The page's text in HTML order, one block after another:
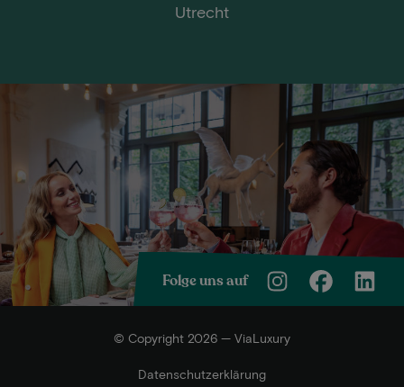
Utrecht
Folge uns auf
© Copyright 2026 — ViaLuxury
Datenschutzerklärung